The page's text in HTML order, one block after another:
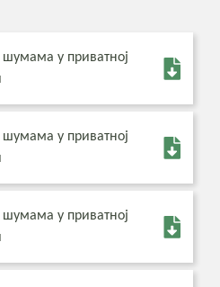
шумама у приватној
шумама у приватној
шумама у приватној